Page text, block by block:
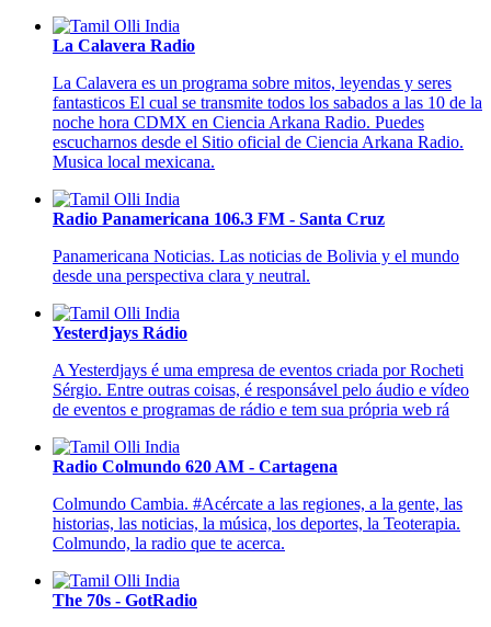
La Calavera Radio
La Calavera es un programa sobre mitos, leyendas y seres
fantasticos El cual se transmite todos los sabados a las 10 de la
noche hora CDMX en Ciencia Arkana Radio. Puedes
escucharnos desde el Sitio oficial de Ciencia Arkana Radio.
Musica local mexicana.
Radio Panamericana 106.3 FM - Santa Cruz
Panamericana Noticias. Las noticias de Bolivia y el mundo
desde una perspectiva clara y neutral.
Yesterdjays Rádio
A Yesterdjays é uma empresa de eventos criada por Rocheti
Sérgio. Entre outras coisas, é responsável pelo áudio e vídeo
de eventos e programas de rádio e tem sua própria web rá
Radio Colmundo 620 AM - Cartagena
Colmundo Cambia. #Acércate a las regiones, a la gente, las
historias, las noticias, la música, los deportes, la Teoterapia.
Colmundo, la radio que te acerca.
The 70s - GotRadio